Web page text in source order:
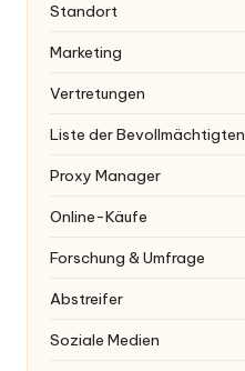
Standort
Marketing
Vertretungen
Liste der Bevollmächtigten
Proxy Manager
Online-Käufe
Forschung & Umfrage
Abstreifer
Soziale Medien